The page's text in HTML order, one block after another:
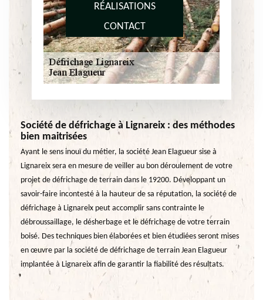
RÉALISATIONS
CONTACT
Société de défrichage à Lignareix : des méthodes
bien maitrisées
Ayant le sens inouï du métier, la société Jean Elagueur sise à
Lignareix sera en mesure de veiller au bon déroulement de votre
projet de défrichage de terrain dans le 19200. Développant un
savoir-faire incontesté à la hauteur de sa réputation, la société de
défrichage à Lignareix peut accomplir sans contrainte le
débroussaillage, le désherbage et le défrichage de votre terrain
boisé. Des techniques bien élaborées et bien étudiées seront mises
en œuvre par la société de défrichage de terrain Jean Elagueur
implantée à Lignareix afin de garantir la fiabilité des résultats.